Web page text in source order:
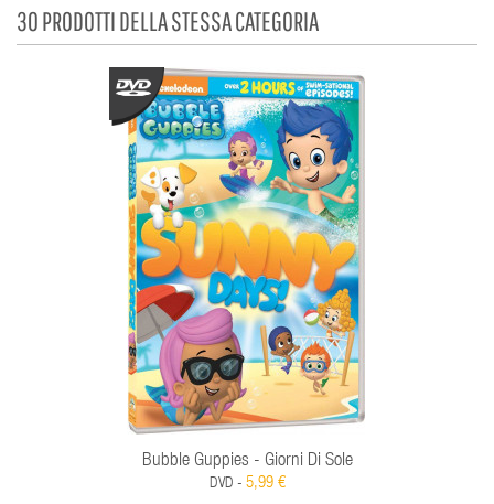
30 PRODOTTI DELLA STESSA CATEGORIA
Bubble Guppies - Giorni Di Sole
DVD - 5,99 €